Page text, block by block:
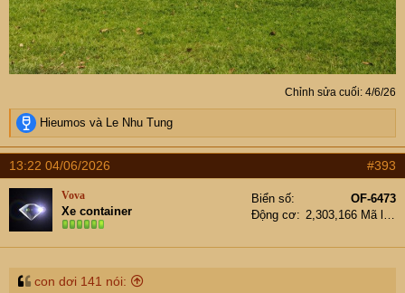
Chỉnh sửa cuối: 4/6/26
R
e
a
c
t
i
o
n
s
Hieumos và Le Nhu Tung
13:22 04/06/2026 #393
Vova
Xe container
Biển số
OF-6473
Động cơ
2,303,166 Mã lực
con dơi 141 nói: